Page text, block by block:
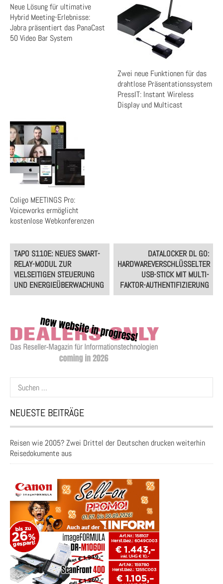
Neue Lösung für ultimative
Hybrid Meeting-Erlebnisse:
Jabra präsentiert das PanaCast
50 Video Bar System
Zwei neue Funktionen für das
drahtlose Präsentationssystem
PressIT: Instant Wireless
Display und Multicast
Coligo MEETINGS Pro:
Voiceworks ermöglicht
kostenlose Webkonferenzen
Post
navigation
TAPO S110E: NEUES SMART-
RELAY-MODUL ZUR
VIELSEITIGEN STEUERUNG
UND ENERGIEÜBERWACHUNG
DATALOCKER DL GO:
HARDWAREVERSCHLÜSSELTER
USB-STICK MIT MULTI-
FAKTOR-AUTHENTIFIZIERUNG
Suchen
nach:
NEUESTE BEITRÄGE
Reisen wie 2005? Zwei Drittel der Deutschen drucken weiterhin
Reisedokumente aus